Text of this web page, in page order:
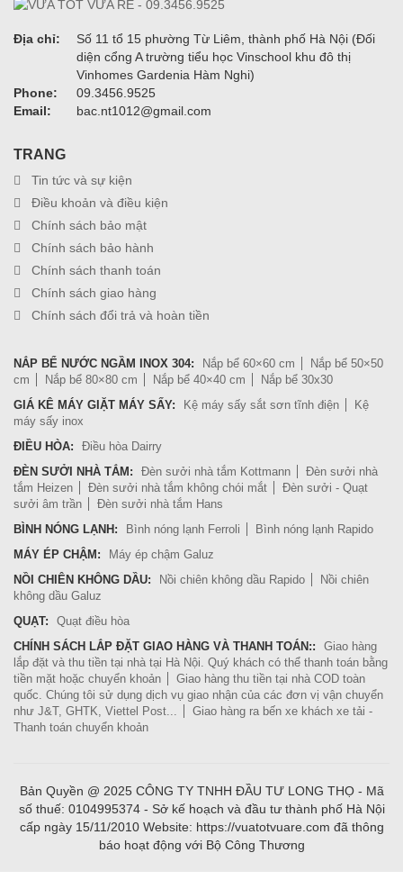
Địa chỉ:
Số 11 tổ 15 phường Từ Liêm, thành phố Hà Nội (Đối
diện cổng A trường tiểu học Vinschool khu đô thị
Vinhomes Gardenia Hàm Nghi)
Phone:
09.3456.9525
Email:
bac.nt1012@gmail.com
TRANG
Tin tức và sự kiện
Điều khoản và điều kiện
Chính sách bảo mật
Chính sách bảo hành
Chính sách thanh toán
Chính sách giao hàng
Chính sách đổi trả và hoàn tiền
NẮP BỂ NƯỚC NGẦM INOX 304: Nắp bể 60×60 cm
Nắp bể 50×50
cm
Nắp bể 80×80 cm Nắp bể 40×40 cm
Nắp bể 30x30
GIÁ KÊ MÁY GIẶT MÁY SẤY:
Kệ máy sấy sắt sơn tĩnh điện
Kệ
máy sấy inox
ĐIỀU HÒA:
Điều hòa Dairry
ĐÈN SƯỞI NHÀ TẮM:
Đèn sưởi nhà tắm Kottmann
Đèn sưởi nhà
tắm Heizen
Đèn sưởi nhà tắm không chói mắt
Đèn sưởi - Quạt
sưởi âm trần
Đèn sưởi nhà tắm Hans
BÌNH NÓNG LẠNH:
Bình nóng lạnh Ferroli
Bình nóng lạnh Rapido
MÁY ÉP CHẬM:
Máy ép chậm Galuz
NỒI CHIÊN KHÔNG DẦU:
Nồi chiên không dầu Rapido
Nồi chiên
không dầu Galuz
QUẠT:
Quạt điều hòa
CHÍNH SÁCH LẮP ĐẶT GIAO HÀNG VÀ THANH TOÁN::
Giao hàng
lắp đặt và thu tiền tại nhà tại Hà Nội. Quý khách có thể thanh toán bằng
tiền mặt hoặc chuyển khoản
Giao hàng thu tiền tại nhà COD toàn
quốc. Chúng tôi sử dụng dịch vụ giao nhận của các đơn vị vận chuyển
như J&T, GHTK, Viettel Post...
Giao hàng ra bến xe khách xe tải -
Thanh toán chuyển khoản
Bản Quyền @ 2025 CÔNG TY TNHH ĐẦU TƯ LONG THỌ - Mã
số thuế: 0104995374 - Sở kế hoạch và đầu tư thành phố Hà Nội
cấp ngày 15/11/2010 Website: https://vuatotvuare.com đã thông
báo hoạt động với Bộ Công Thương